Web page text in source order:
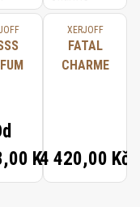
Kč
XERJOFF
FATAL
CHARME
4 420,00 Kč